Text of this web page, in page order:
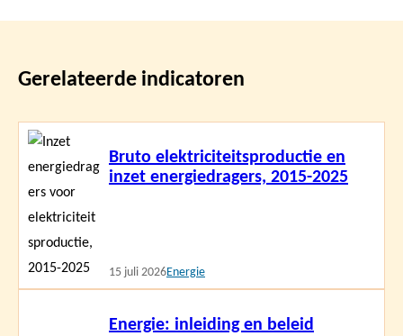
Gerelateerde indicatoren
Bruto elektriciteitsproductie en
inzet energiedragers, 2015-2025
15 juli 2026Energie
Lees
Energie: inleiding en beleid